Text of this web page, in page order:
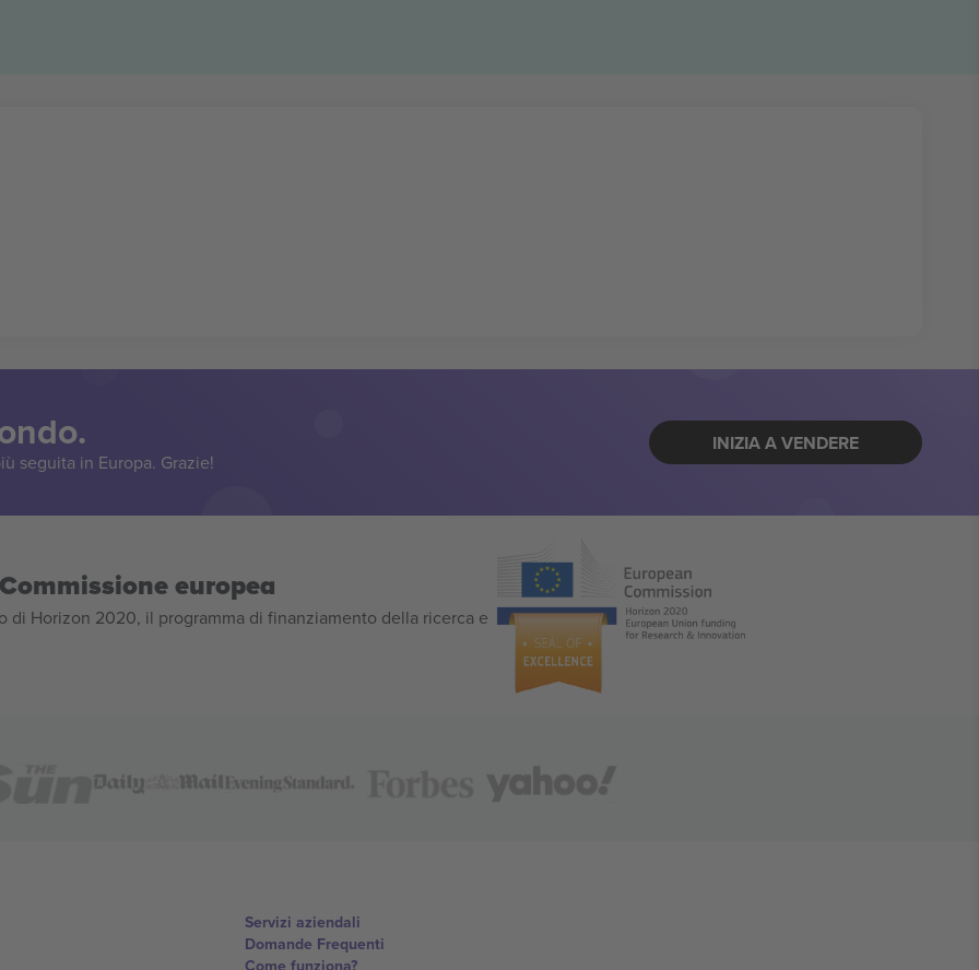
seguita in Europa. Grazie!
INIZIA A VENDERE
europea
di Horizon 2020, il programma di finanziamento della ricerca e
Servizi aziendali
Domande Frequenti
Come funziona?